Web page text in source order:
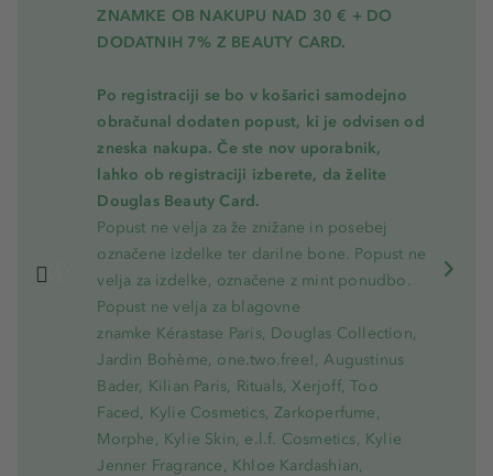
ZNAMKE OB NAKUPU NAD 30 € + DO
DODATNIH 7% Z BEAUTY CARD.
Po registraciji se bo v košarici samodejno
obračunal dodaten popust, ki je odvisen od
zneska nakupa. Če ste nov uporabnik,
lahko ob registraciji izberete, da želite
Douglas Beauty Card.
Popust ne velja za že znižane in posebej
označene izdelke ter darilne bone. Popust ne
velja za izdelke, označene z mint ponudbo.
Popust ne velja za blagovne
znamke Kérastase Paris, Douglas Collection,
Jardin Bohème, one.two.free!, Augustinus
Bader, Kilian Paris, Rituals, Xerjoff, Too
Faced, Kylie Cosmetics, Zarkoperfume,
Morphe, Kylie Skin, e.l.f. Cosmetics, Kylie
Jenner Fragrance, Khloe Kardashian,